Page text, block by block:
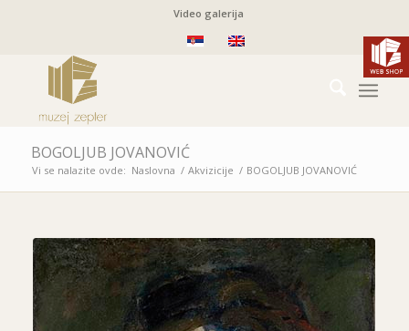
Video galerija
BOGOLJUB JOVANOVIĆ
Vi se nalazite ovde: Naslovna / Akvizicije / BOGOLJUB JOVANOVIĆ